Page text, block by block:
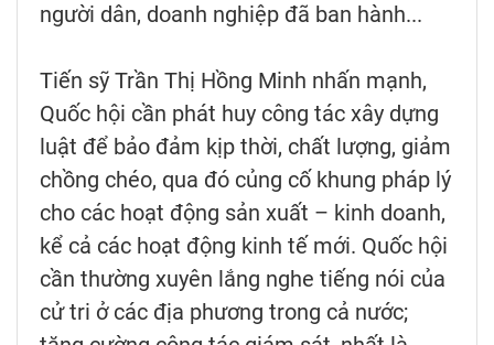
người dân, doanh nghiệp đã ban hành...
Tiến sỹ Trần Thị Hồng Minh nhấn mạnh,
Quốc hội cần phát huy công tác xây dựng
luật để bảo đảm kịp thời, chất lượng, giảm
chồng chéo, qua đó củng cố khung pháp lý
cho các hoạt động sản xuất – kinh doanh,
kể cả các hoạt động kinh tế mới. Quốc hội
cần thường xuyên lắng nghe tiếng nói của
cử tri ở các địa phương trong cả nước;